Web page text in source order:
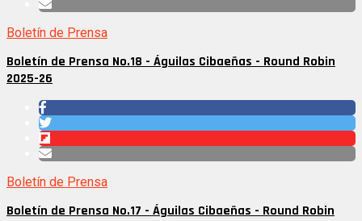
Boletín de Prensa
Boletín de Prensa No.18 - Águilas Cibaeñas - Round Robin
2025-26
Boletín de Prensa
Boletín de Prensa No.17 - Águilas Cibaeñas - Round Robin